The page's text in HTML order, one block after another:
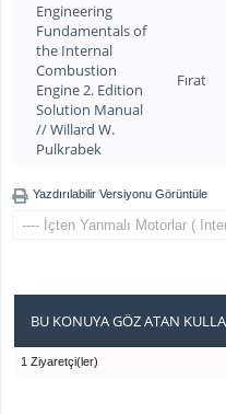
Engineering
Fundamentals of
the Internal
Combustion
Engine 2. Edition
Solution Manual
// Willard W.
Pulkrabek
Fırat
Yazdırılabilir Versiyonu Görüntüle
BU KONUYA GÖZ ATAN
1 Ziyaretçi(ler)